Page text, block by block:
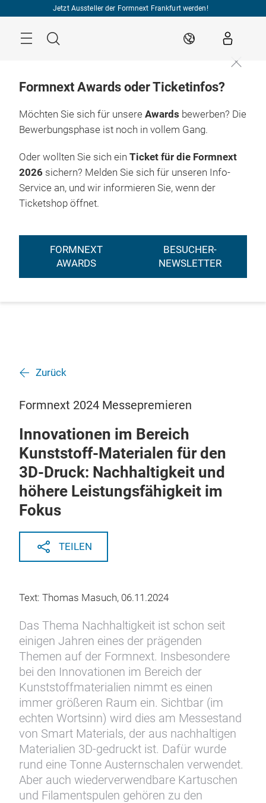
Jetzt Aussteller der Formnext Frankfurt werden!
Suche DE
Formnext Awards oder Ticketinfos?
Möchten Sie sich für unsere Awards bewerben? Die
Bewerbungsphase ist noch in vollem Gang.
Oder wollten Sie sich ein Ticket für die Formnext
2026 sichern? Melden Sie sich für unseren Info-
Service an, und wir informieren Sie, wenn der
Ticketshop öffnet.
FORMNEXT
AWARDS
BESUCHER-
NEWSLETTER
Zurück
Formnext 2024 Messepremieren
Innovationen im Bereich
Kunststoff-Materialen für den
3D-Druck: Nachhaltigkeit und
höhere Leistungsfähigkeit im
Fokus
TEILEN
Text: Thomas Masuch, 06.11.2024
Das Thema Nachhaltigkeit ist schon seit
einigen Jahren eines der prägenden
Themen auf der Formnext. Insbesondere
bei den Innovationen im Bereich der
Kunststoffmaterialien nimmt es einen
immer größeren Raum ein. Sichtbar (im
echten Wortsinn) wird dies am Messestand
von Smart Materials, der aus nachhaltigen
Materialien 3D-gedruckt ist. Dafür wurde
rund eine Tonne Austernschalen verwendet.
Aber auch wiederverwendbare Kartuschen
und Filamentspulen gehören zu den